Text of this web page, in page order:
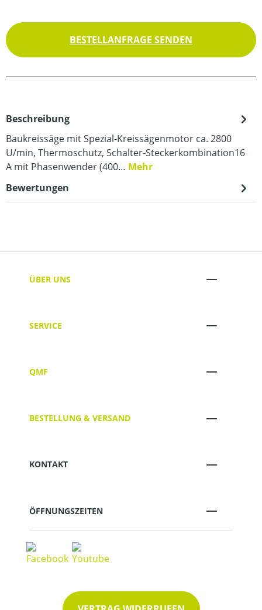
BESTELLANFRAGE SENDEN
Beschreibung
Baukreissäge mit Spezial-Kreissägenmotor ca. 2800
U/min, Thermoschutz, Schalter-Steckerkombination16
A mit Phasenwender (400… Mehr
Bewertungen
ÜBER UNS
SERVICE
QMF
BESTELLUNG & VERSAND
KONTAKT
ÖFFNUNGSZEITEN